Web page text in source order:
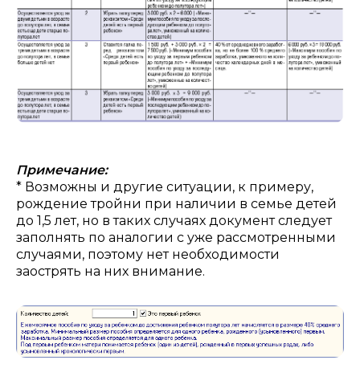
Примечание:
* Возможны и другие ситуации, к примеру,
рождение тройни при наличии в семье детей
до 1,5 лет, но в таких случаях документ следует
заполнять по аналогии с уже рассмотренными
случаями, поэтому нет необходимости
заострять на них внимание.